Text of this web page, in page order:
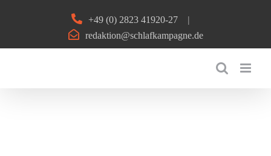
+49 (0) 2823 41920-27
|
redaktion@schlafkampagne.de